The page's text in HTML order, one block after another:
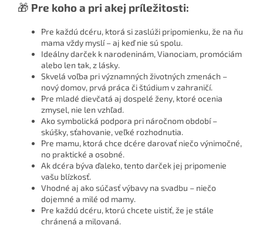
🎁 Pre koho a pri akej príležitosti:
Pre každú dcéru, ktorá si zaslúži pripomienku, že na ňu
mama vždy myslí – aj keď nie sú spolu.
Ideálny darček k narodeninám, Vianociam, promóciám
alebo len tak, z lásky.
Skvelá voľba pri významných životných zmenách –
nový domov, prvá práca či štúdium v zahraničí.
Pre mladé dievčatá aj dospelé ženy, ktoré ocenia
zmysel, nie len vzhľad.
Ako symbolická podpora pri náročnom období –
skúšky, sťahovanie, veľké rozhodnutia.
Pre mamu, ktorá chce dcére darovať niečo výnimočné,
no praktické a osobné.
Ak dcéra býva ďaleko, tento darček jej pripomenie
vašu blízkosť.
Vhodné aj ako súčasť výbavy na svadbu – niečo
dojemné a milé od mamy.
Pre každú dcéru, ktorú chcete uistiť, že je stále
chránená a milovaná.